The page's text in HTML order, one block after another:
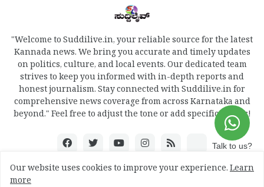
"Welcome to Suddilive.in, your reliable source for the latest
Kannada news. We bring you accurate and timely updates
on politics, culture, and local events. Our dedicated team
strives to keep you informed with in-depth reports and
honest journalism. Stay connected with Suddilive.in for
comprehensive news coverage from across Karnataka and
beyond." Feel free to adjust the tone or add specific details!
Our website uses cookies to improve your experience.Learn
more
Talk to us?